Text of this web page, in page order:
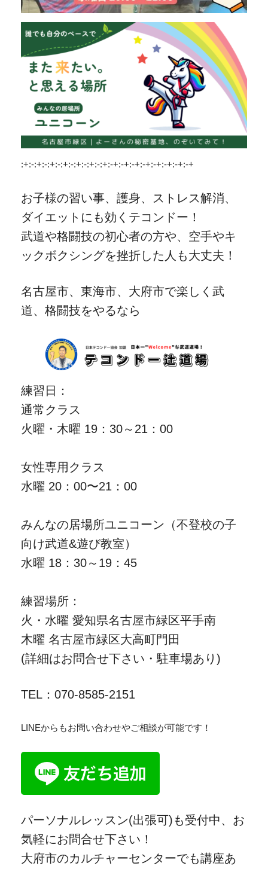
:+:-:+:-:+:-:+:-:+:-:+:-:+:-+:-+:-+:-+:-+:-+:-+:-+
お子様の習い事、護身、ストレス解消、
ダイエットにも効くテコンドー！
武道や格闘技の初心者の方や、空手やキ
ックボクシングを挫折した人も大丈夫！
名古屋市、東海市、大府市で楽しく武
道、格闘技をやるなら
練習日：
通常クラス
火曜・木曜 19：30～21：00
女性専用クラス
水曜 20：00〜21：00
みんなの居場所ユニコーン（不登校の子
向け武道&遊び教室）
水曜 18：30～19：45
練習場所：
火・水曜 愛知県名古屋市緑区平手南
木曜 名古屋市緑区大高町門田
(詳細はお問合せ下さい・駐車場あり)
TEL：070-8585-2151
LINEからもお問い合わせやご相談が可能です！
パーソナルレッスン(出張可)も受付中、お
気軽にお問合せ下さい！
大府市のカルチャーセンターでも講座あ